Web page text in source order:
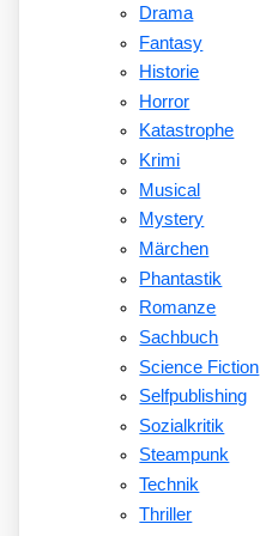
Drama
Fantasy
Historie
Horror
Katastrophe
Krimi
Musical
Mystery
Märchen
Phantastik
Romanze
Sachbuch
Science Fiction
Selfpublishing
Sozialkritik
Steampunk
Technik
Thriller